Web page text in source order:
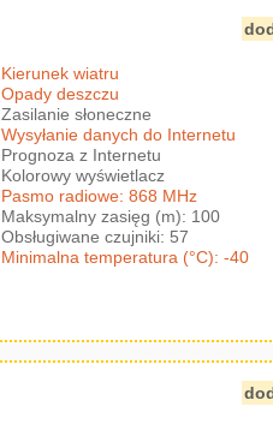
Kierunek wiatru
Opady deszczu
Zasilanie słoneczne
Wysyłanie danych do Internetu
Prognoza z Internetu
Kolorowy wyświetlacz
Pasmo radiowe: 868 MHz
Maksymalny zasięg (m): 100
Obsługiwane czujniki: 57
Minimalna temperatura (°C): -40